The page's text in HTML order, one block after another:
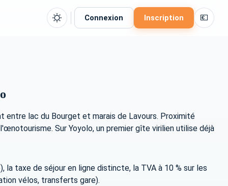
Connexion Inscription 💶
entre lac du Bourget et marais de Lavours. Proximité
Sur Yoyolo, un premier gîte virilien utilise déjà
taxe de séjour en ligne distincte, la TVA à 10 % sur les
vélos, transferts gare).